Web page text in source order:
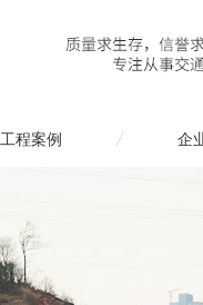
工程案例 企